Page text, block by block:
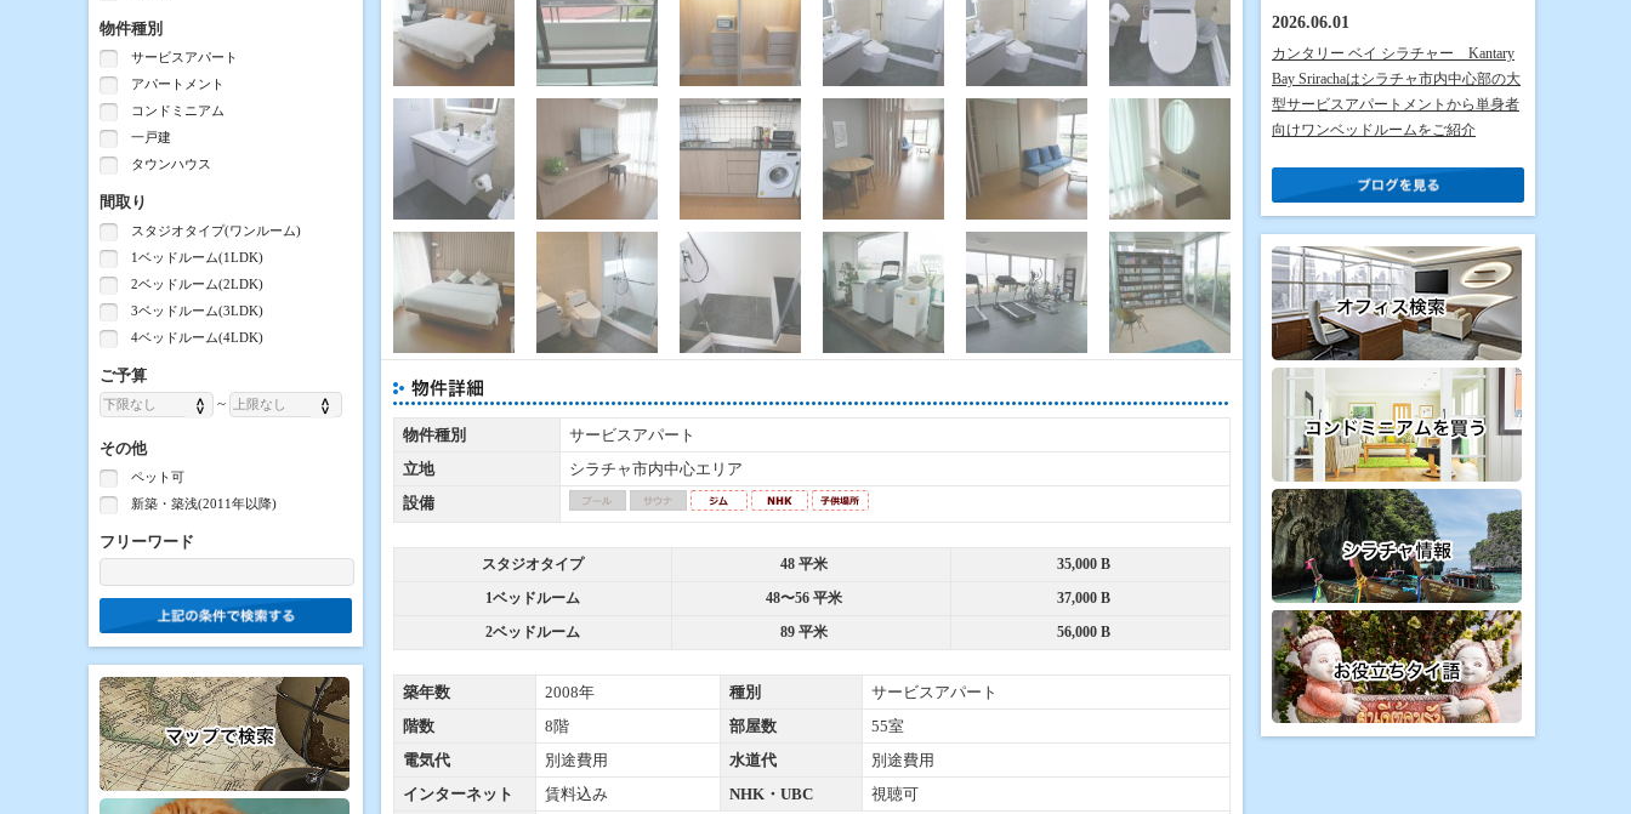
物件種別
サービスアパート
アパートメント
コンドミニアム
一戸建
タウンハウス
間取り
スタジオタイプ(ワンルーム)
1ベッドルーム(1LDK)
2ベッドルーム(2LDK)
3ベッドルーム(3LDK)
4ベッドルーム(4LDK)
ご予算
~
その他
ペット可
新築・築浅(2011年以降)
フリーワード
物件種別
サービスアパート
立地
シラチャ市内中心エリア
設備
スタジオタイプ 48 平米
35,000 B
1ベッドルーム
48〜56 平米
37,000 B
2ベッドルーム
89 平米 56,000 B
築年数 2008年 種別
サービスアパート
階数
8階 部屋数
55室
電気代
別途費用 水道代
別途費用
インターネット
賃料込み NHK・UBC
視聴可
2026.06.01
カンタリー ベイ シラチャー Kantary
Bay Srirachaはシラチャ市内中心部の大
型サービスアパートメントから単身者
向けワンベッドルームをご紹介